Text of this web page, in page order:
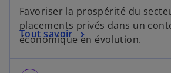
Favoriser la prospérité du
placements privés dans un
économique en évolution.
Tout savoir